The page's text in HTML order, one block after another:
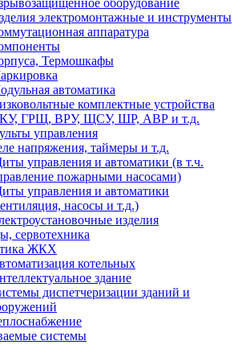
оборудование
электромонтажные и инструменты
аппаратура
Термошкафы
автоматика
комплектные устройства
ГРЩ, ВРУ, ЩСУ, ШР, АВР и т.д.
управления
напряжения, таймеры и т.д.
управления и автоматики (в т.ч.
пожарными насосами)
управления и автоматики
насосы и т.д.)
изделия
сервотехника
ЖКХ
котельных
здание
диспетчеризации зданий и
системы